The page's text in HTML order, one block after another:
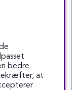
bedre
at